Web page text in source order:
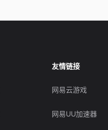
友情链接
网易云游戏
网易UU加速器